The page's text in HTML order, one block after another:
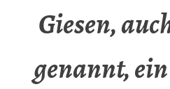
Giesen,
genannt,